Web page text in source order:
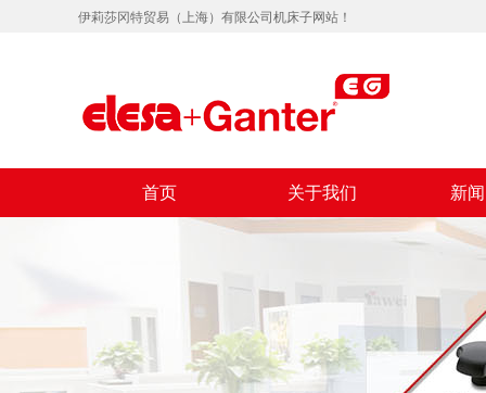
伊莉莎冈特贸易（上海）有限公司机床子网站！
首页 关于我们 新